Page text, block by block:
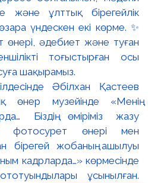
Әбілхан Қастеев
өнер музейінде «Менің
Біздің өміріміз жазу
фотосурет өнері мен
бірегей жобаның ашылуы
кадрларда…» көрмесінде
ұсынылған.